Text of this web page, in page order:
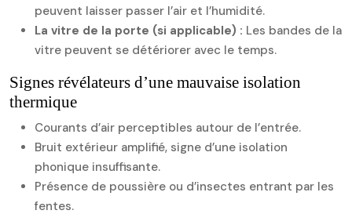
peuvent laisser passer l’air et l’humidité.
La vitre de la porte (si applicable) : Les bandes de la
vitre peuvent se détériorer avec le temps.
Signes révélateurs d’une mauvaise isolation
thermique
Courants d’air perceptibles autour de l’entrée.
Bruit extérieur amplifié, signe d’une isolation
phonique insuffisante.
Présence de poussière ou d’insectes entrant par les
fentes.